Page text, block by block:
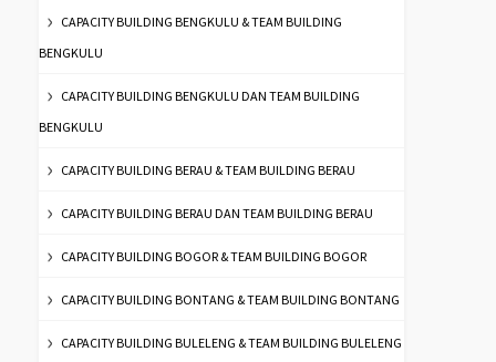
CAPACITY BUILDING BENGKULU & TEAM BUILDING
BENGKULU
CAPACITY BUILDING BENGKULU DAN TEAM BUILDING
BENGKULU
CAPACITY BUILDING BERAU & TEAM BUILDING BERAU
CAPACITY BUILDING BERAU DAN TEAM BUILDING BERAU
CAPACITY BUILDING BOGOR & TEAM BUILDING BOGOR
CAPACITY BUILDING BONTANG & TEAM BUILDING BONTANG
CAPACITY BUILDING BULELENG & TEAM BUILDING BULELENG